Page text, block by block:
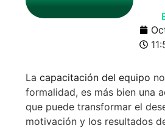
La capacitación del equipo
formalidad, es más bien una
que puede transformar el
motivación y los resultados